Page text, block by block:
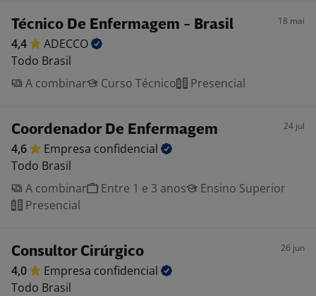
Técnico De Enfermagem - Brasil 18 mai
4,4
ADECCO
Todo Brasil
A combinar
Curso Técnico Presencial
Coordenador De Enfermagem 24 jul
4,6 Empresa confidencial
Todo Brasil
A combinar
Entre 1 e 3 anos
Ensino Superior
Presencial
Consultor Cirúrgico 26 jun
4,0 Empresa confidencial
Todo Brasil